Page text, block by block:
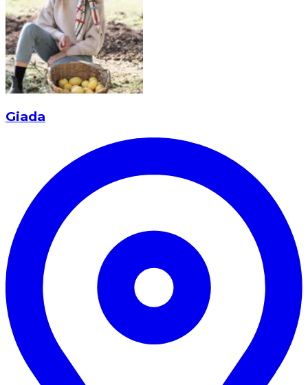
Giada